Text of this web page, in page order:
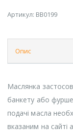
Артикул: BB0199
Опис
Маслянка
банкету або
подачі масла
вказаним на